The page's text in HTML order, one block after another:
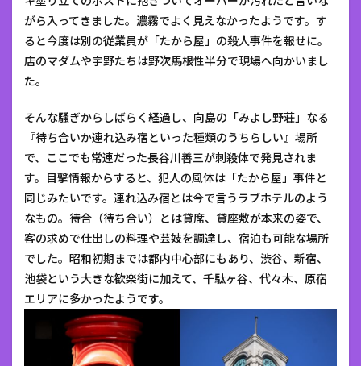
がら入ってきました。濃霧でよく見えなかったようです。す
ると今度は別の従業員が「たから屋」の殺人事件を報せに。
店のマダムや宇野たちは野次馬根性半分で現場へ向かいまし
た。
そんな騒ぎからしばらく経過し、向島の「みよし野荘」なる
『待ち合いか連れ込み宿といった種類のうちらしい』場所
で、ここでも常連だった長谷川善三が刺殺体で発見されま
す。目撃情報からすると、犯人の風体は「たから屋」事件と
同じみたいです。連れ込み宿とは今で言うラブホテルのよう
なもの。待合（待ち合い）とは貸席、貸座敷が本来の姿で、
客の求めで仕出しの料理や芸妓を調達し、宿泊も可能な場所
でした。昭和初期までは都内中心部にもあり、渋谷、新宿、
池袋という大きな歓楽街に加えて、千駄ヶ谷、代々木、原宿
エリアに多かったようです。